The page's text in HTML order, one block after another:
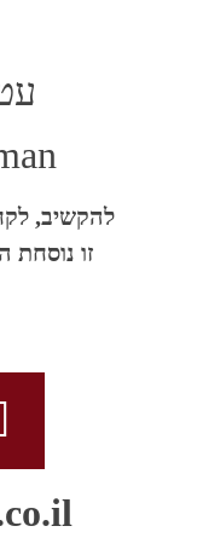
להקשיב,
זו נוסחת